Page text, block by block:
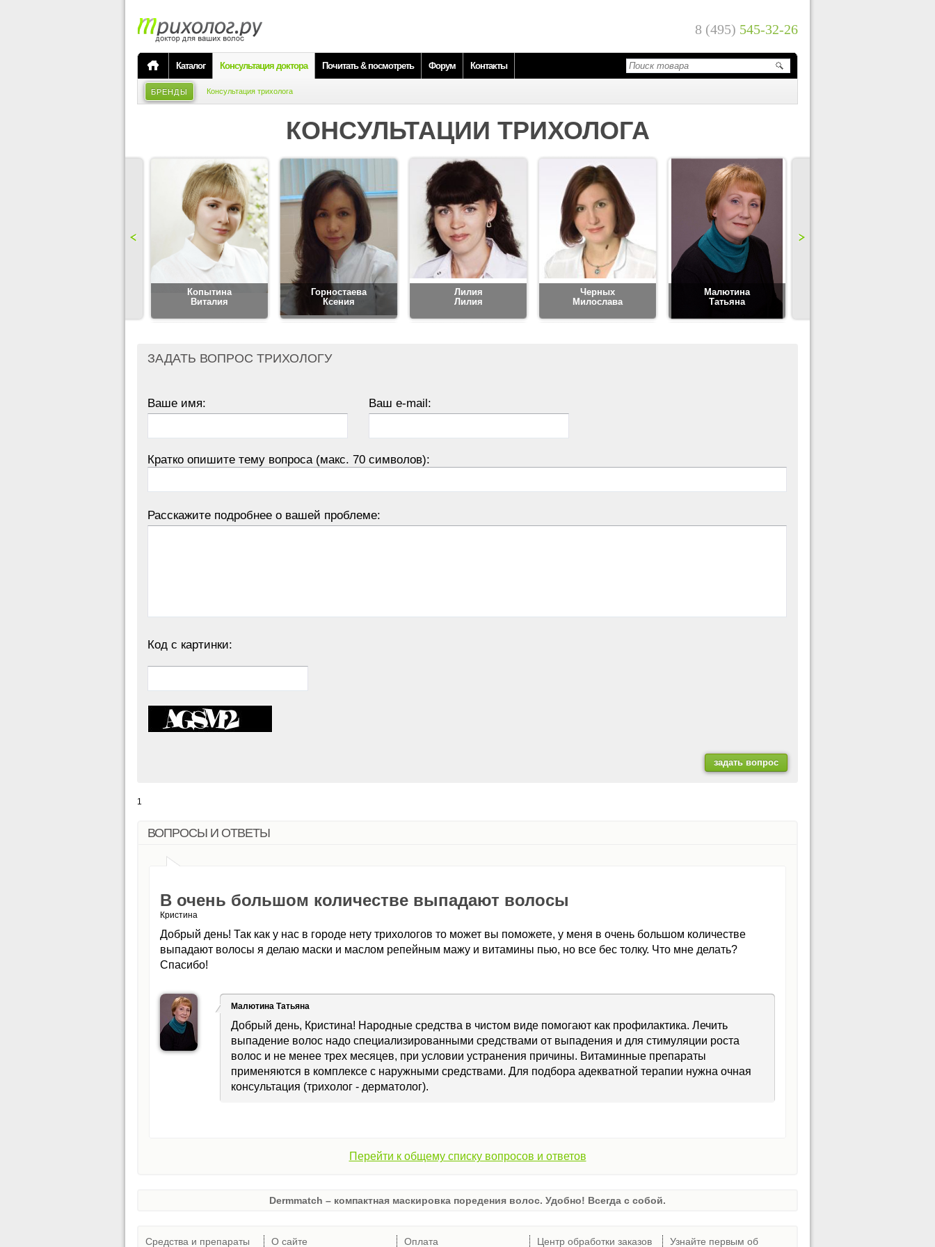
8 (495) 545-32-26
Каталог Консультация доктора Почитать & посмотреть Форум Контакты
БРЕНДЫ Консультация трихолога
КОНСУЛЬТАЦИИ ТРИХОЛОГА
Копытина
Виталия
Горностаева
Ксения
Лилия
Лилия
Черных
Милослава
Малютина
Татьяна
ЗАДАТЬ ВОПРОС ТРИХОЛОГУ
Ваше имя: Ваш e-mail:
Кратко опишите тему вопроса (макс. 70 символов):
Расскажите подробнее о вашей проблеме:
Код с картинки:
1
ВОПРОСЫ И ОТВЕТЫ
В очень большом количестве выпадают волосы
Кристина
Добрый день! Так как у нас в городе нету трихологов то может вы поможете, у меня в очень большом количестве
выпадают волосы я делаю маски и маслом репейным мажу и витамины пью, но все бес толку. Что мне делать?
Спасибо!
Малютина Татьяна
Добрый день, Кристина! Народные средства в чистом виде помогают как профилактика. Лечить
выпадение волос надо специализированными средствами от выпадения и для стимуляции роста
волос и не менее трех месяцев, при условии устранения причины. Витаминные препараты
применяются в комплексе с наружными средствами. Для подбора адекватной терапии нужна очная
консультация (трихолог - дерматолог).
Перейти к общему списку вопросов и ответов
Dermmatch – компактная маскировка поредения волос. Удобно! Всегда с собой.
Средства и препараты О сайте Оплата Центр обработки заказов Узнайте первым об